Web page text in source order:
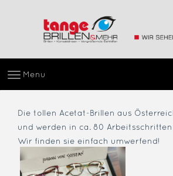
Menu
Die tollen Acetat-Brillen aus
und werden in ca. 80
Wir finden sie einfach umwerfend!